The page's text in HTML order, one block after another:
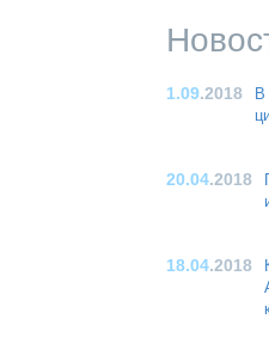
1.09.2018
В
20.04.2018
18.04.2018